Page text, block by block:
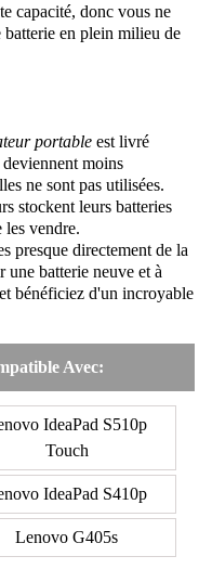
capacité, donc vous ne
en plein milieu de
portable est livré
moins
ne sont pas utilisées.
stockent leurs batteries
les vendre.
presque directement de la
une batterie neuve et à
bénéficiez d'un incroyable
Avec:
IdeaPad S510p
Touch
IdeaPad S410p
Lenovo G405s